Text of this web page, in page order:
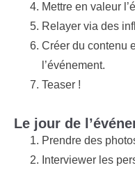
Mettre en valeur
Relayer via des
Créer du contenu
l’événement.
Teaser !
Le jour de
Prendre des
Interviewer les